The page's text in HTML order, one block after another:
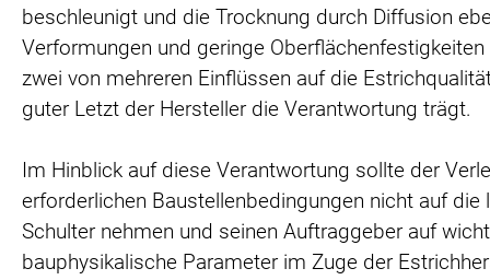
beschleunigt und die Trocknung durch Diffusion
Verformungen und geringe Oberflächenfestigkeiten
zwei von mehreren Einflüssen auf die
guter Letzt der Hersteller die Verantwortung trägt.
Im Hinblick auf diese Verantwortung sollte der
erforderlichen Baustellenbedingungen nicht auf die
Schulter nehmen und seinen Auftraggeber auf
bauphysikalische Parameter im Zuge der